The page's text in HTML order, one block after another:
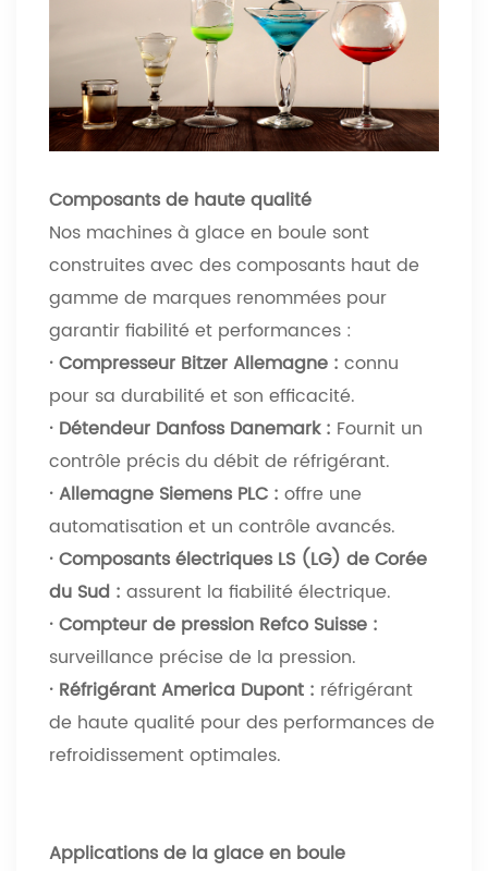
Composants de haute qualité
Nos machines à glace en boule sont
construites avec des composants haut de
gamme de marques renommées pour
garantir fiabilité et performances :
· Compresseur Bitzer Allemagne : connu
pour sa durabilité et son efficacité.
· Détendeur Danfoss Danemark : Fournit un
contrôle précis du débit de réfrigérant.
· Allemagne Siemens PLC : offre une
automatisation et un contrôle avancés.
· Composants électriques LS (LG) de Corée
du Sud : assurent la fiabilité électrique.
· Compteur de pression Refco Suisse :
surveillance précise de la pression.
· Réfrigérant America Dupont : réfrigérant
de haute qualité pour des performances de
refroidissement optimales.
Applications de la glace en boule